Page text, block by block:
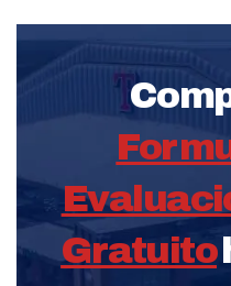
Gratuito